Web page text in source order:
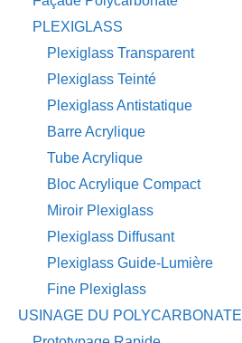
PLEXIGLASS
Plexiglass Transparent
Plexiglass Teinté
Plexiglass Antistatique
Barre Acrylique
Tube Acrylique
Bloc Acrylique Compact
Miroir Plexiglass
Plexiglass Diffusant
Plexiglass Guide-Lumière
Fine Plexiglass
USINAGE DU POLYCARBONATE